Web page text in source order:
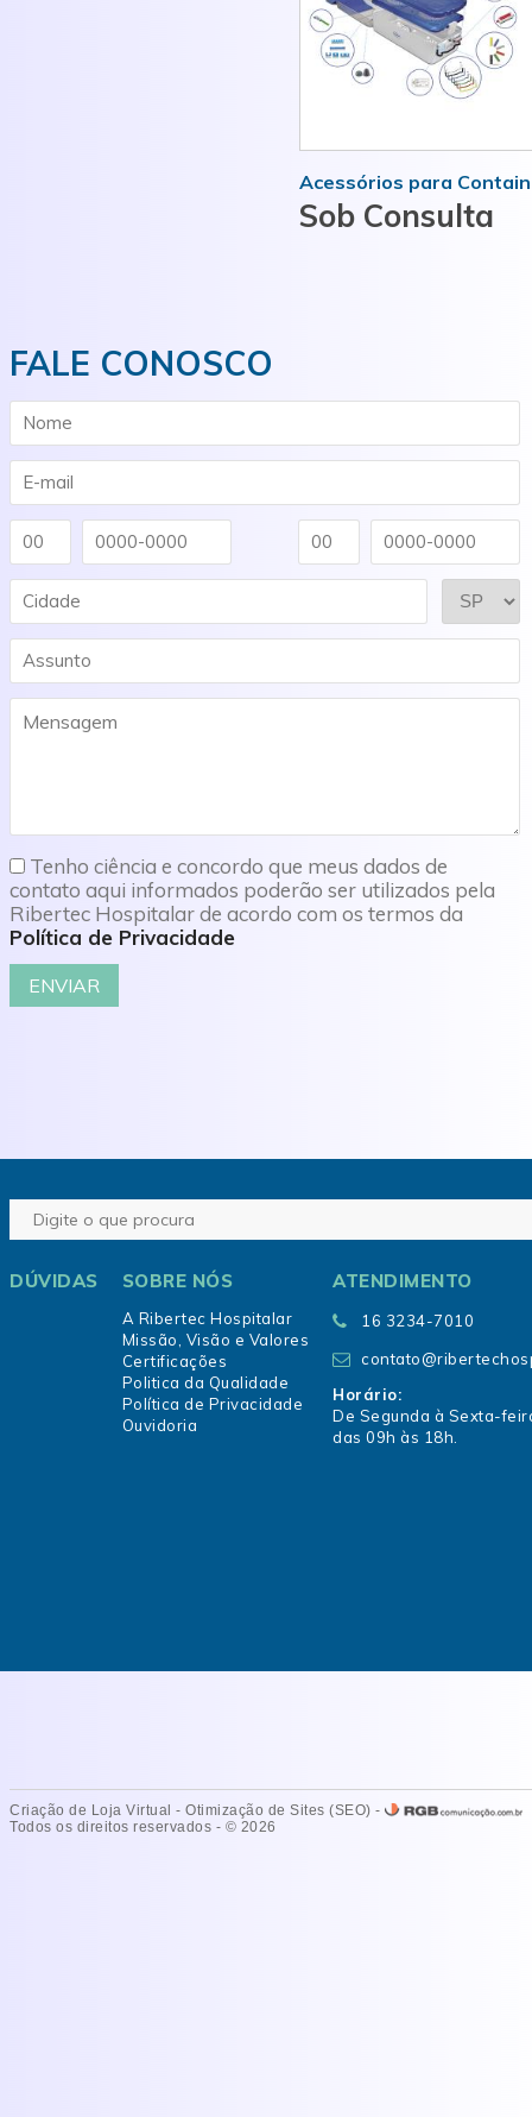
Acessórios para
Sob Consulta
FALE CONOSCO
Tenho ciência e concordo que meus dados de
contato aqui informados poderão ser utilizados pela
Ribertec Hospitalar de acordo com os termos da
Política de Privacidade
DÚVIDAS SOBRE NÓS
A Ribertec Hospitalar
Missão, Visão e Valores
Certificações
Politica da Qualidade
Política de Privacidade
Ouvidoria
ATENDIMENTO
16 3234-7010
Horário:
De Segunda à Sexta-
das 09h às 18h.
Criação de Loja Virtual - Otimização de Sites (SEO) -
Todos os direitos reservados - © 2026